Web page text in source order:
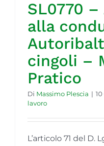
SL0770
alla
cingoli –
Pratico
Di Massimo Plescia |
lavoro
L’articolo 71 del D.